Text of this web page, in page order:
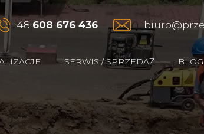
+48 608 676 436
SERWIS / SPRZEDAŻ BLOG